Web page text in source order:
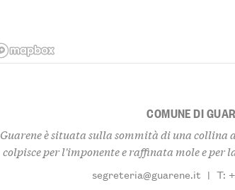
COMUNE DI
Guarene è situata sulla sommità di una collina
colpisce per l'imponente e raffinata mole e
segreteria@guarene.it | T: